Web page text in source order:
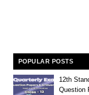
POPULAR POSTS
12th
Question